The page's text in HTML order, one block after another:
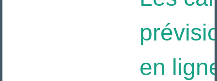
en